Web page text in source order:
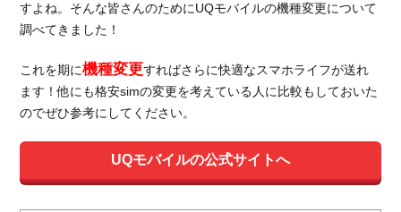
すよね。そんな皆さんのためにUQモバイルの機種変更について
調べてきました！
これを期に機種変更すればさらに快適なスマホライフが送れ
ます！他にも格安simの変更を考えている人に比較もしておいた
のでぜひ参考にしてください。
UQモバイルの公式サイトへ